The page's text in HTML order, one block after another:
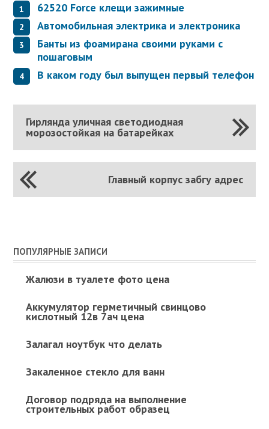
62520 Force клещи зажимные
Автомобильная электрика и электроника
Банты из фоамирана своими руками с
пошаговым
В каком году был выпущен первый телефон
Гирлянда уличная светодиодная
морозостойкая на батарейках
Главный корпус забгу адрес
ПОПУЛЯРНЫЕ ЗАПИСИ
Жалюзи в туалете фото цена
Аккумулятор герметичный свинцово
кислотный 12в 7ач цена
Залагал ноутбук что делать
Закаленное стекло для ванн
Договор подряда на выполнение
строительных работ образец